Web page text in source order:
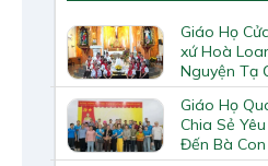
Giáo Họ
xứ Hoà
Nguyện Tạ
Lại Khóa
Giáo Lý
Giáo Họ
Chia Sẻ
Đến Bà